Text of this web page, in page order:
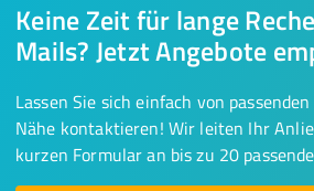
Keine Zeit für lange
Mails? Jetzt Angebote
Lassen Sie sich einfach von
Nähe kontaktieren! Wir leiten Ihr
kurzen Formular an bis zu 20